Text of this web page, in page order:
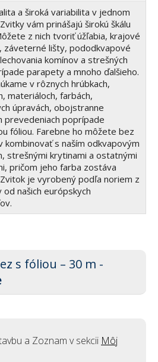
a široká variabilita v jednom
vám prinášajú širokú škálu
z nich tvoriť úžľabia, krajové
záveterné lišty, pododkvapové
komínov a strešných
parapety a mnoho ďalšieho.
v rôznych hrúbkach,
materiáloch, farbách,
úpravách, obojstranne
prevedeniach poprípade
fóliou. Farebne ho môžete bez
kombinovať s naším odkvapovým
strešnými krytinami a ostatnými
pričom jeho farba zostáva
je vyrobený podľa noriem z
našich európskych
s fóliou – 30 m -
a Zoznam v sekcii Môj